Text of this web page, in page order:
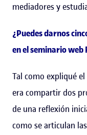
mediadores y
¿Puedes darnos
en el seminario web
Tal como expliqué
era compartir dos
de una reflexión
como se articulan